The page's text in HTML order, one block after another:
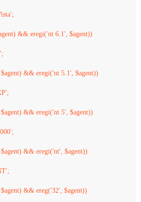
&& eregi('nt 6.1', $agent))
$agent) && eregi('nt 5.1', $agent))
$agent) && eregi('nt 5', $agent))
$agent) && eregi('nt', $agent))
$agent) && ereg('32', $agent))